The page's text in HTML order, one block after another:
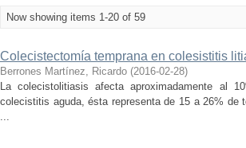
Now showing items 1-20 of 59
Colecistectomía temprana en colesistitis
Berrones Martínez, Ricardo (2016-02-28)
La colecistolitiasis afecta aproximadamente al
colecistitis aguda, ésta representa de 15 a 26%
...